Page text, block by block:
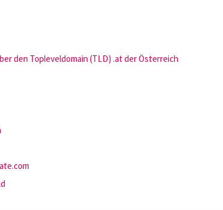
den Topleveldomain (TLD) .at der Österreich